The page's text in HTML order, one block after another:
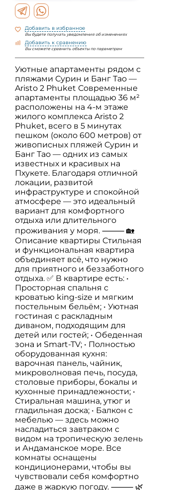
Добавить в избранное
Вы будете получать уведомления об изменениях
Добавить к сравнению
Вы сможете сравнить объекты по параметрам
Уютные апартаменты рядом с
пляжами Сурин и Банг Тао —
Aristo 2 Phuket Современные
апартаменты площадью 36 м²
расположены на 4-м этаже
жилого комплекса Aristo 2
Phuket, всего в 5 минутах
пешком (около 600 метров) от
живописных пляжей Сурин и
Банг Тао — одних из самых
известных и красивых на
Пхукете. Благодаря отличной
локации, развитой
инфраструктуре и спокойной
атмосфере — это идеальный
вариант для комфортного
отдыха или длительного
проживания у моря. ⸻ 🏡
Описание квартиры Стильная
и функциональная квартира
объединяет всё, что нужно
для приятного и беззаботного
отдыха. ✅ В квартире есть: •
Просторная спальня с
кроватью king-size и мягким
постельным бельём; • Уютная
гостиная с раскладным
диваном, подходящим для
детей или гостей; • Обеденная
зона и Smart-TV; • Полностью
оборудованная кухня:
варочная панель, чайник,
микроволновая печь, посуда,
столовые приборы, бокалы и
кухонные принадлежности; •
Стиральная машина, утюг и
гладильная доска; • Балкон с
мебелью — здесь можно
насладиться завтраком с
видом на тропическую зелень
и Андаманское море. Все
комнаты оснащены
кондиционерами, чтобы вы
чувствовали себя комфортно
даже в жаркую погоду. ⸻ 🌿